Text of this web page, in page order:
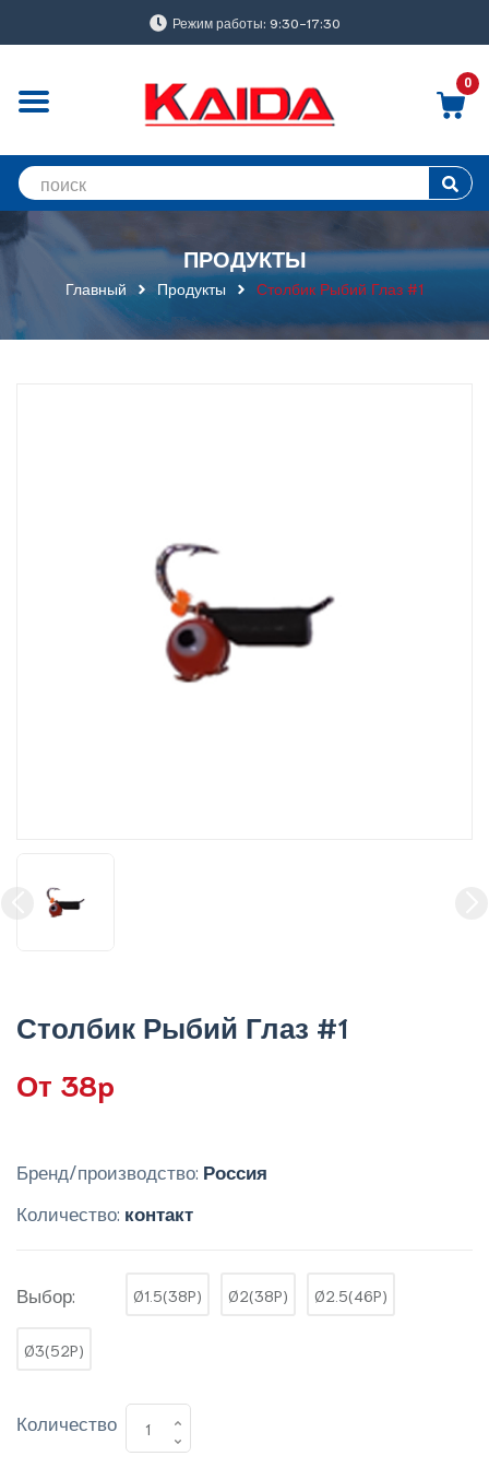
Режим работы: 9:30-17:30
0
ПРОДУКТЫ
Главный Продукты Столбик Рыбий Глаз #1
Столбик Рыбий Глаз #1
От 38p
Бренд/производство: Россия
Количество: контакт
Выбор: Ø1.5(38P) Ø2(38P) Ø2.5(46P)
Ø3(52P)
Количество